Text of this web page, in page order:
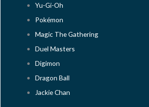
Yu-Gi-Oh
Pokémon
Magic The Gathering
Duel Masters
Digimon
Dragon Ball
Jackie Chan